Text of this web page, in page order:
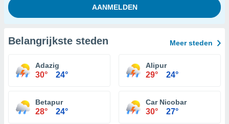
Belangrijkste steden Meer steden
Adazig
30° 24°
Alipur
29° 24°
Betapur
28° 24°
Car Nicobar
30° 27°